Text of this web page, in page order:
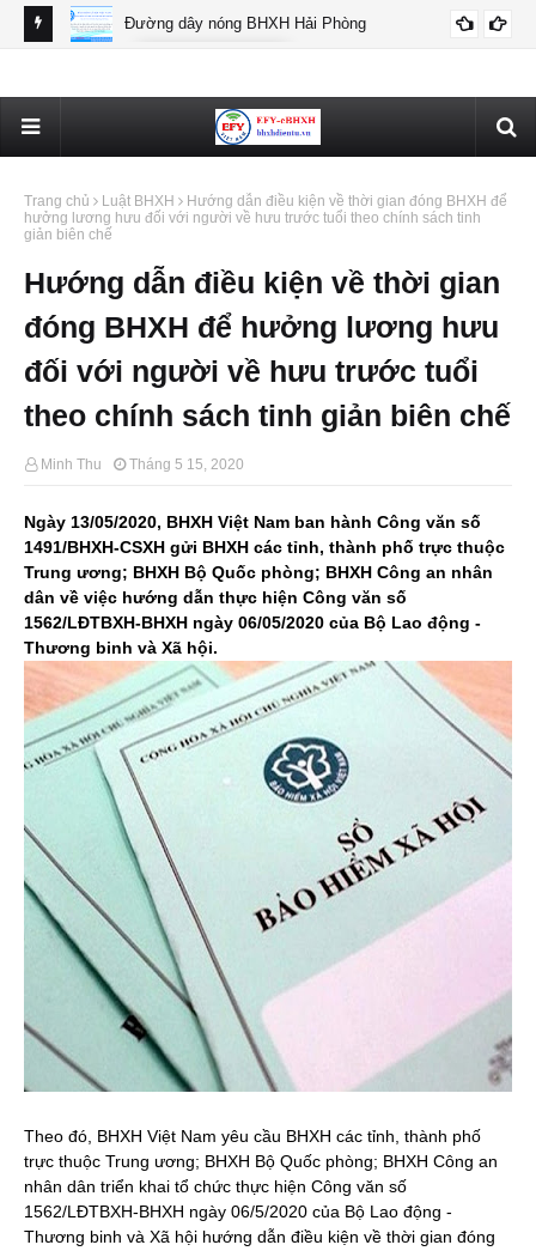
Đường dây nóng BHXH Hải Phòng
Trang chủ Luật BHXH
Hướng dẫn điều kiện về thời gian đóng BHXH để
hưởng lương hưu đối với người về hưu trước tuổi theo chính sách tinh
giản biên chế
Hướng dẫn điều kiện về thời gian
đóng BHXH để hưởng lương hưu
đối với người về hưu trước tuổi
theo chính sách tinh giản biên chế
Minh Thu Tháng 5 15, 2020
Ngày 13/05/2020, BHXH Việt Nam ban hành Công văn số
1491/BHXH-CSXH gửi BHXH các tỉnh, thành phố trực thuộc
Trung ương; BHXH Bộ Quốc phòng; BHXH Công an nhân
dân về việc hướng dẫn thực hiện Công văn số
1562/LĐTBXH-BHXH ngày 06/05/2020 của Bộ Lao động -
Thương binh và Xã hội.
Theo đó, BHXH Việt Nam yêu cầu BHXH các tỉnh, thành phố
trực thuộc Trung ương; BHXH Bộ Quốc phòng; BHXH Công an
nhân dân triển khai tổ chức thực hiện Công văn số
1562/LĐTBXH-BHXH ngày 06/5/2020 của Bộ Lao động -
Thương binh và Xã hội hướng dẫn điều kiện về thời gian đóng